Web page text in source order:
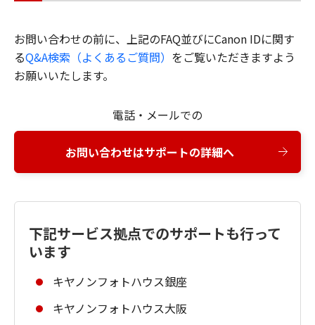
お問い合わせの前に、上記のFAQ並びにCanon IDに関す
るQ&A検索（よくあるご質問） をご覧いただきますよう
お願いいたします。
電話・メールでの
お問い合わせはサポートの詳細へ
下記サービス拠点でのサポートも行って
います
キヤノンフォトハウス銀座
キヤノンフォトハウス大阪